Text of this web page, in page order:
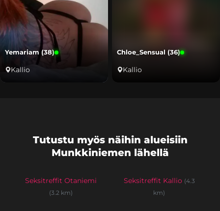
Yemariam (38)
Kallio
Chloe_Sensual (36)
Kallio
Tutustu myös näihin alueisiin
Munkkiniemen lähellä
Seksitreffit Otaniemi
(3.2 km)
Seksitreffit Kallio (4.3
km)